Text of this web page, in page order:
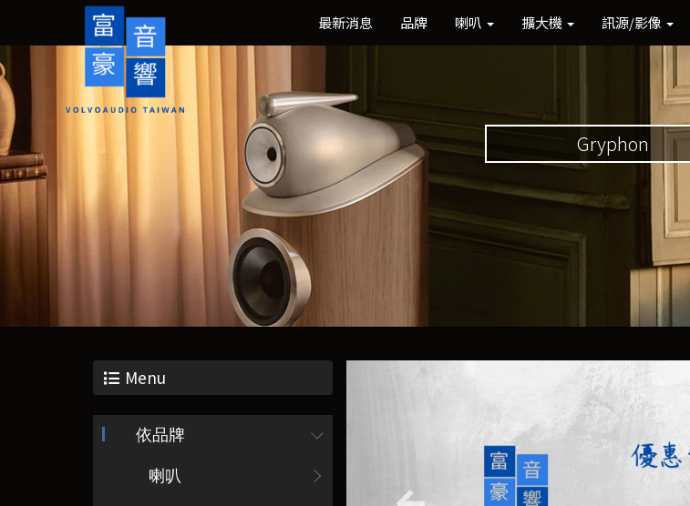
最新消息 品牌 喇叭 擴大機 訊源/影像
Gryphon
Menu
依品牌
喇叭